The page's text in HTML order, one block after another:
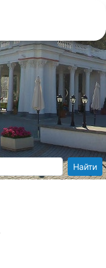
Найти